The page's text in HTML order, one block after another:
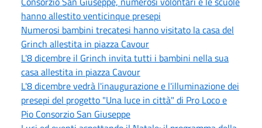
hanno allestito venticinque presepi
Numerosi bambini trecatesi hanno visitato la casa del
Grinch allestita in piazza Cavour
L'8 dicembre il Grinch invita tutti i bambini nella sua
casa allestita in piazza Cavour
L'8 dicembre vedrà l'inaugurazione e l'illuminazione dei
presepi del progetto "Una luce in città" di Pro Loco e
Pio Consorzio San Giuseppe